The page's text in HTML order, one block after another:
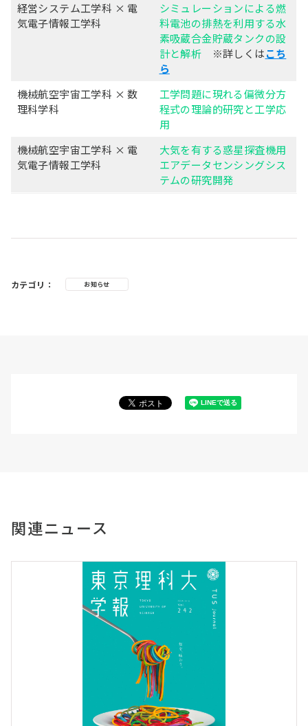
経営システム工学科 × 電
気電子情報工学科
シミュレーションによる燃
料電池の排熱を利用する水
素吸蔵合金貯蔵タンクの設
計と解析 ※詳しくはこち
ら
機械航空宇宙工学科 × 数
理科学科
工学問題に現れる偏微分方
程式の理論的研究と工学応
用
機械航空宇宙工学科 × 電
気電子情報工学科
大気を有する惑星探査機用
エアデータセンシングシス
テムの研究開発
カテゴリ： お知らせ
関連ニュース